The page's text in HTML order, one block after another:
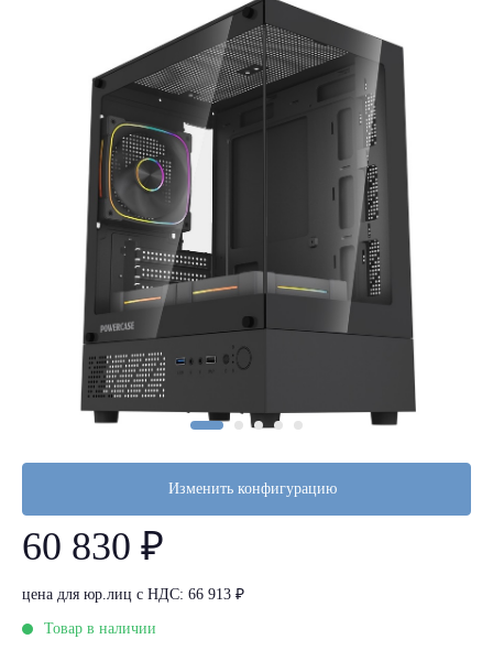
Изменить конфигурацию
60 830 ₽
цена для юр.лиц с НДС: 66 913 ₽
Товар в наличии